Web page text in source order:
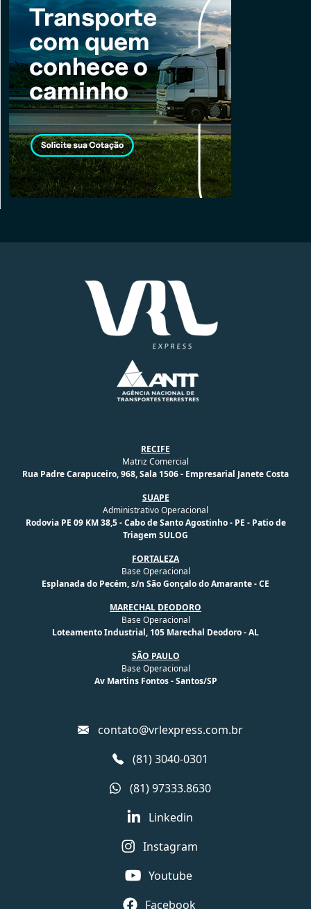
RECIFE
Matriz Comercial
Rua Padre Carapuceiro, 968, Sala 1506 - Empresarial Janete Costa
SUAPE
Administrativo Operacional
Rodovia PE 09 KM 38,5 - Cabo de Santo Agostinho - PE - Patio de
Triagem SULOG
FORTALEZA
Base Operacional
Esplanada do Pecém, s/n São Gonçalo do Amarante - CE
MARECHAL DEODORO
Base Operacional
Loteamento Industrial, 105 Marechal Deodoro - AL
SÃO PAULO
Base Operacional
Av Martins Fontos - Santos/SP
contato@vrlexpress.com.br
(81) 3040-0301
(81) 97333.8630
Linkedin
Instagram
Youtube
Facebook